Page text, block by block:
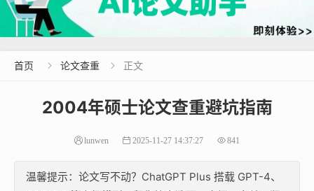
首页  论文查重  正文
2004年硕士论文查重避坑指南
lunwen 2025-11-27 14:37:27 841
温馨提示：论文写不动？ChatGPT Plus 搭载 GPT-4、